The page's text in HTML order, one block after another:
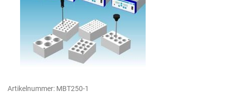
Artikelnummer: MBT250-1